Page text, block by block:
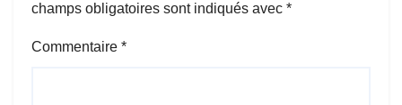
champs obligatoires sont indiqués avec *
Commentaire *